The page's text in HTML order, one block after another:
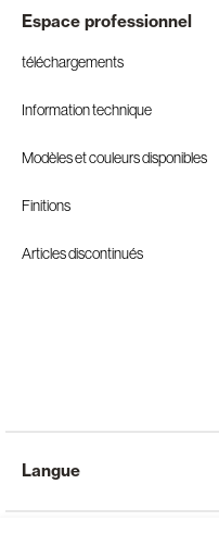
Espace professionnel
téléchargements
Information technique
Modèles et couleurs disponibles
Finitions
Articles discontinués
Langue